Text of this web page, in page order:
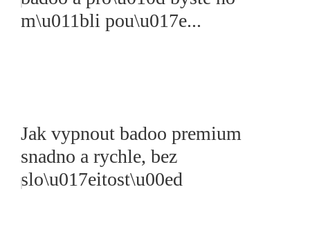
m\u011bli pou\u017e...
Jak vypnout badoo premium
snadno a rychle, bez
slo\u017eitost\u00ed